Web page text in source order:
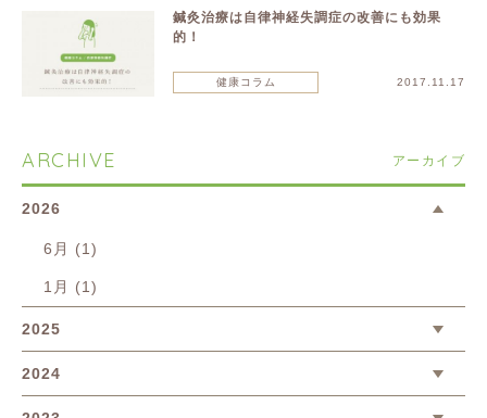
鍼灸治療は自律神経失調症の改善にも効果
的！
健康コラム 2017.11.17
ARCHIVE アーカイブ
2026
6月 (1)
1月 (1)
2025
2024